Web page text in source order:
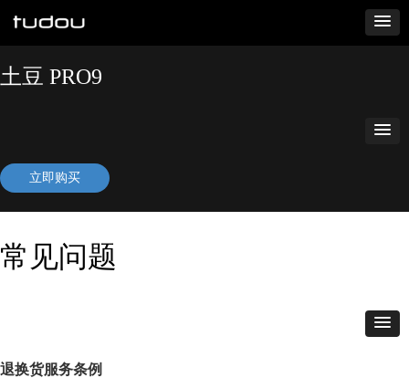
土豆 PRO9
立即购买
常见问题
退换货服务条例